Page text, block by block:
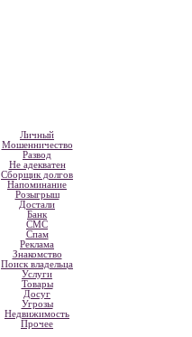
Личный
Мошенничество
Развод
Не адекватен
Сборщик долгов
Напоминание
Розыгрыш
Достали
Банк
СМС
Спам
Реклама
Знакомство
Поиск владельца
Услуги
Товары
Досуг
Угрозы
Недвижимость
Прочее